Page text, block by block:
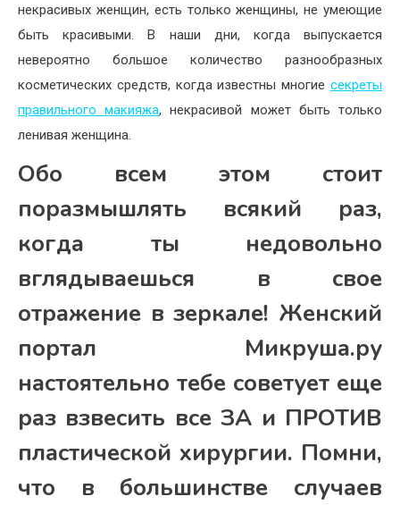
некрасивых женщин, есть только женщины, не умеющие
быть красивыми. В наши дни, когда выпускается
невероятно большое количество разнообразных
косметических средств, когда известны многие секреты
правильного макияжа, некрасивой может быть только
ленивая женщина.
Обо всем этом стоит
поразмышлять всякий раз,
когда ты недовольно
вглядываешься в свое
отражение в зеркале! Женский
портал Микруша.ру
настоятельно тебе советует еще
раз взвесить все ЗА и ПРОТИВ
пластической хирургии. Помни,
что в большинстве случаев